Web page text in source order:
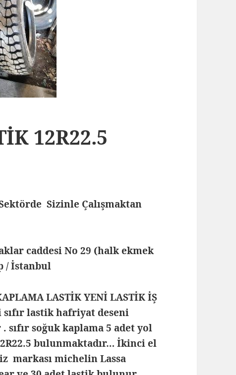
12R22.5
Sektörde Sizinle Çalışmaktan
caddesi No 29 (halk ekmek
/ İstanbul
LASTİK YENİ LASTİK İŞ
sıfır lastik hafriyat deseni
sıfır soğuk kaplama 5 adet yol
bulunmaktadır… İkinci el
markası michelin Lassa